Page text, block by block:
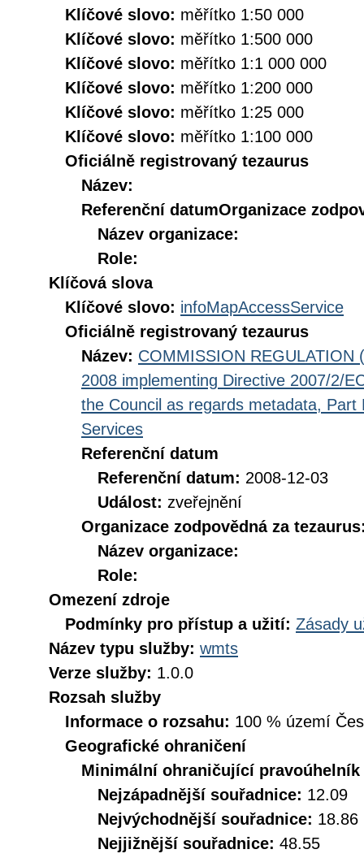
Klíčové slovo: měřítko 1:50 000
Klíčové slovo: měřítko 1:500 000
Klíčové slovo: měřítko 1:1 000 000
Klíčové slovo: měřítko 1:200 000
Klíčové slovo: měřítko 1:25 000
Klíčové slovo: měřítko 1:100 000
Oficiálně registrovaný tezaurus
Název:
Referenční datumOrganizace
Název organizace:
Role:
Klíčová slova
Klíčové slovo: infoMapAccessService
Oficiálně registrovaný tezaurus
Název: COMMISSION REGULATION
2008 implementing Directive 2007/2/
the Council as regards metadata,
Services
Referenční datum
Referenční datum: 2008-12-03
Událost: zveřejnění
Organizace zodpovědná za
Název organizace:
Role:
Omezení zdroje
Podmínky pro přístup a užití: Zásady
Název typu služby: wmts
Verze služby: 1.0.0
Rozsah služby
Informace o rozsahu: 100 % území
Geografické ohraničení
Minimální ohraničující pravoúhelník
Nejzápadnější souřadnice: 12.09
Nejvýchodnější souřadnice: 18.86
Nejjižnější souřadnice: 48.55